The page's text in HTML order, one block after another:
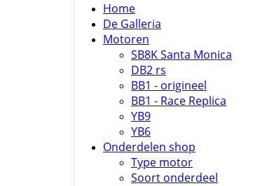
Home
De Galleria
Motoren
SB8K Santa Monica
DB2 rs
BB1 - origineel
BB1 - Race Replica
YB9
YB6
Onderdelen shop
Type motor
Soort onderdeel